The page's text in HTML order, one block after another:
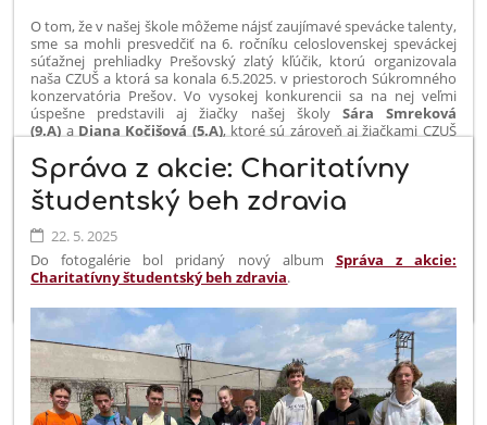
O tom, že v našej škole môžeme nájsť zaujímavé spevácke talenty,
sme sa mohli presvedčiť na 6. ročníku celoslovenskej speváckej
súťažnej prehliadky Prešovský zlatý kľúčik, ktorú organizovala
naša CZUŠ a ktorá sa konala 6.5.2025. v priestoroch Súkromného
konzervatória Prešov. Vo vysokej konkurencii sa na nej veľmi
úspešne predstavili aj žiačky našej školy Sára Smreková
(9.A) a Diana Kočišová (5.A), ktoré sú zároveň aj žiačkami CZUŠ
náročné postúpiť do druhého kola, ale našim dievčatám sa to
svojimi krásnymi výkonmi podarilo. V druhom kole takisto
nesklamali a nakoniec obe získalizlaté pásmo
kategóriách. Sáru Smrekovú máme často možnosť počuť aj počas
celoškolských svätých omší, ktoré obohacuje svojím spevom
v speváckom zbore Hlasy pre nebo. Obom dievčatám srdečne
blahoželáme a prajeme veľa ďalších úspechov pod odborným
vedením svojich hlasových pedagógov.
Správa z akcie: Charitatívny
študentský beh zdravia
22. 5. 2025
Do fotogalérie bol pridaný nový album Správa z akcie:
Charitatívny študentský beh zdravia.